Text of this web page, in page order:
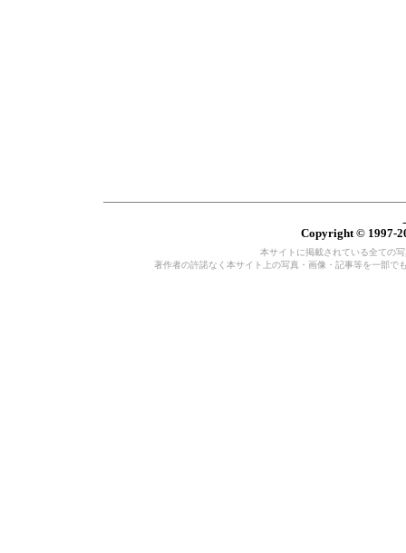
Copyright © 1997-
本サイトに掲載されている全ての
著作者の許諾なく本サイト上の写真・画像・記事等を一部で